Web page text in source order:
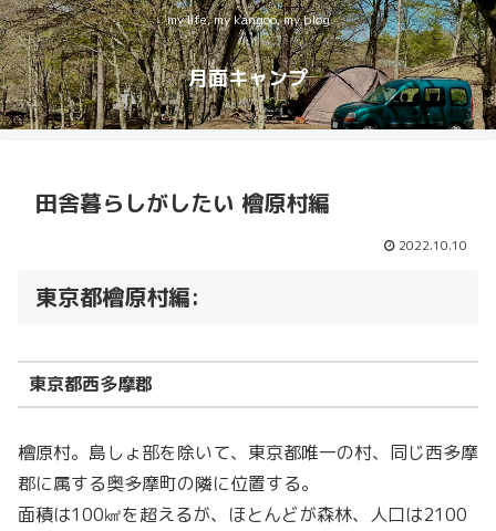
my life, my kangoo, my blog
月面キャンプ
田舎暮らしがしたい 檜原村編
2022.10.10
東京都檜原村編:
東京都西多摩郡
檜原村。島しょ部を除いて、東京都唯一の村、同じ西多摩
郡に属する奥多摩町の隣に位置する。
面積は100㎢を超えるが、ほとんどが森林、人口は2100